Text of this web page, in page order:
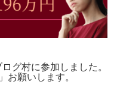
グ村に参加しました。
お願いします。